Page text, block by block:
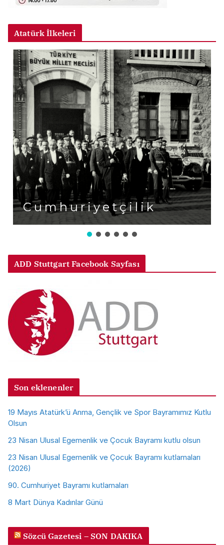
Atatürk İlkeleri
Cumhuriyetçilik
ADD Stuttgart Facebook Sayfası
Son eklenenler
19 Mayıs Atatürk’ü Anma, Gençlik ve Spor Bayramımız Kutlu
Olsun
23 Nisan Ulusal Egemenlik ve Çocuk Bayramı kutlu olsun
23 Nisan Ulusal Egemenlik ve Çocuk Bayramı kutlamaları
(2026)
90. Cumhuriyet Bayramı kutlamaları
8 Mart Dünya Kadınlar Günü
Sözcü Gazetesi – SON DAKIKA